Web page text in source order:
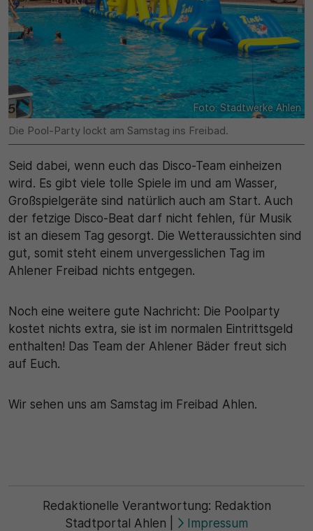
Foto: Stadtwerke Ahlen
Die Pool-Party lockt am Samstag ins Freibad.
Seid dabei, wenn euch das Disco-Team einheizen
wird. Es gibt viele tolle Spiele im und am Wasser,
Großspielgeräte sind natürlich auch am Start. Auch
der fetzige Disco-Beat darf nicht fehlen, für Musik
ist an diesem Tag gesorgt. Die Wetteraussichten sind
gut, somit steht einem unvergesslichen Tag im
Ahlener Freibad nichts entgegen.
Noch eine weitere gute Nachricht: Die Poolparty
kostet nichts extra, sie ist im normalen Eintrittsgeld
enthalten! Das Team der Ahlener Bäder freut sich
auf Euch.
Wir sehen uns am Samstag im Freibad Ahlen.
Redaktionelle Verantwortung: Redaktion
Stadtportal Ahlen
Impressum
Name
SgCookieOptin.lastPreferences
Anbieter
Cookie Consent / Ahlen
Laufzeit
Zweck
Dieser Wert speichert Ihre Consent-Einstellungen.
Unter anderem eine zufällig generierte ID, für die
historische Speicherung Ihrer vorgenommen
Einstellungen, falls der Webseiten-Betreiber dies
eingestellt hat.
Matomo
Laufzeit
1 Jahr
Zweck
Wird für statistische Zwecke verwendet, um Details
wie die eindeutige Besucher-ID zu speichern.
Name
_pk_ses\..*$
Anbieter
Laufzeit
30 Minuten
Zweck
Wird für statistische Zwecke verwendet, um